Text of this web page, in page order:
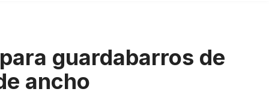
guardabarros de
ancho